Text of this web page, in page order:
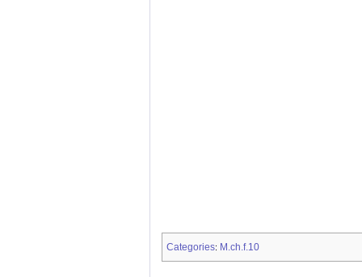
Categories: M.ch.f.10